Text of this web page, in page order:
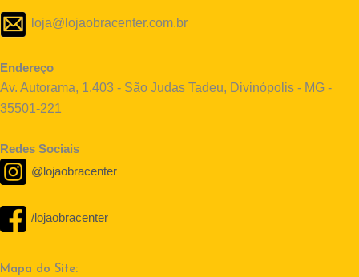
loja@lojaobracenter.com.br
Endereço
Av. Autorama, 1.403 - São Judas Tadeu, Divinópolis - MG -
35501-221
Redes Sociais
@lojaobracenter
/lojaobracenter
Mapa do Site: